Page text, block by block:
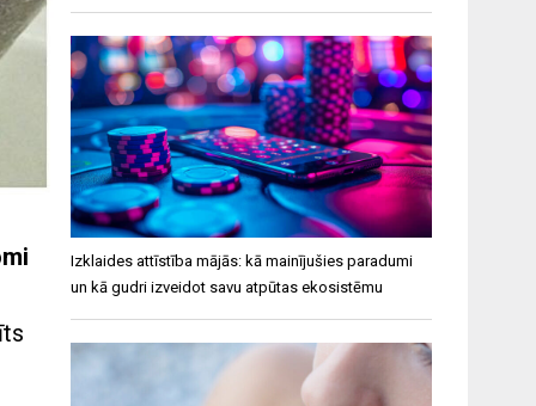
Izklaides attīstība mājās: kā mainījušies paradumi
un kā gudri izveidot savu atpūtas ekosistēmu